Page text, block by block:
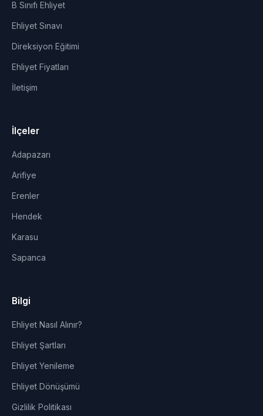
B Sınıfı Ehliyet
Ehliyet Sınavı
Direksiyon Eğitimi
Ehliyet Fiyatları
İletişim
İlçeler
Adapazarı
Arifiye
Erenler
Hendek
Karasu
Sapanca
Bilgi
Ehliyet Nasıl Alınır?
Ehliyet Şartları
Ehliyet Yenileme
Ehliyet Dönüşümü
Gizlilik Politikası